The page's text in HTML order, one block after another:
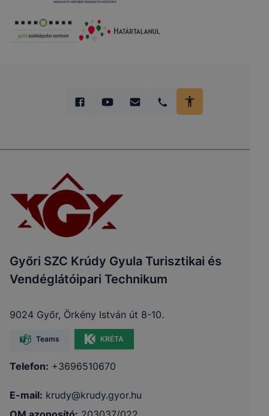
Győri SZC Krúdy Gyula Turisztikai és
Vendéglátóipari Technikum
9024 Győr, Örkény István út 8-10.
Teams KRÉTA
Telefon: +3696510670
E-mail: krudy@krudy.gyor.hu